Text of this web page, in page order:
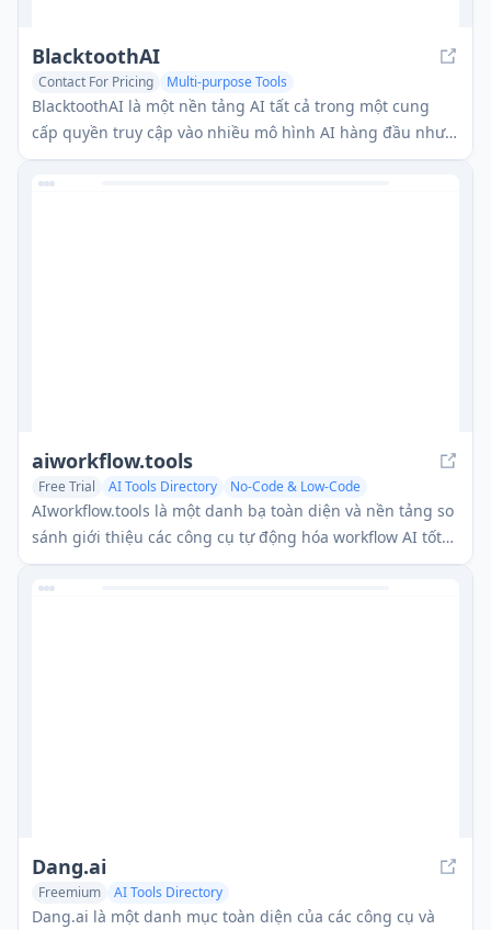
BlacktoothAI
Contact For Pricing
Multi-purpose Tools
Large Language Models (LLMs)
AI Tools Directory
BlacktoothAI là một nền tảng AI tất cả trong một cung
cấp quyền truy cập vào nhiều mô hình AI hàng đầu như
ChatGPT, Claude, Gemini, và Stable Diffusion thông qua
một giao diện thống nhất cho việc tạo nội dung, tạo hình
aiworkflow.tools
Free Trial AI Tools Directory
No-Code & Low-Code
Workflow & SOP Management
AIworkflow.tools là một danh bạ toàn diện và nền tảng so
sánh giới thiệu các công cụ tự động hóa workflow AI tốt
nhất để giúp các doanh nghiệp tối ưu hóa quy trình và
tăng năng suất.
Dang.ai
Freemium AI Tools Directory
Dang.ai là một danh mục toàn diện của các công cụ và